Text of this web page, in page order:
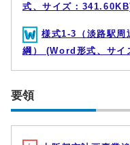
式、サイズ：
様式1-3（淡路駅周
綱） (Word形式、サイ
要領